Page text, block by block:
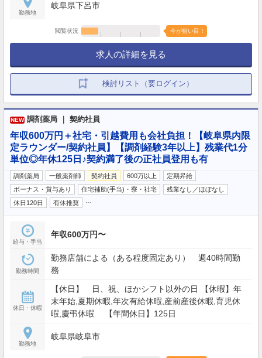
勤務地
岐阜県下呂市
閲覧状況 今が狙い目！
求人の詳細を見る
検討リスト（要ログイン）
NEW 調剤薬局 ｜ 契約社員
年収600万円＋社宅・引越費用も会社負担！【岐阜県内限
定ラウンダー/契約社員】【調剤経験3年以上】残業代1分
単位◎年休125日♪契約満了後の正社員登用も有
調剤薬局 一般薬剤師 契約社員 600万以上
定期昇給
ボーナス・賞与あり
住宅補助(手当)・寮・社宅
残業なし／ほぼなし
休日120日
有休推奨
給与・手当
年収600万円〜
勤務時間
勤務店舗による（ある程度固定あり） 週40時間勤
務
休日・休暇
【休日】 日、祝、ほかシフト以外の日 【休暇】年
末年始,夏期休暇,年次有給休暇,産前産後休暇,育児休
暇,慶弔休暇 【年間休日】125日
勤務地
岐阜県岐阜市